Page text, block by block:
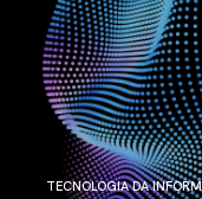
TECNOLOGIA DA